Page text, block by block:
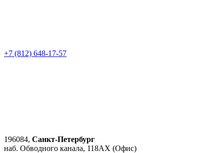
+7 (812) 648-17-57
196084, Санкт-Петербург
наб. Обводного канала, 118АХ (Офис)